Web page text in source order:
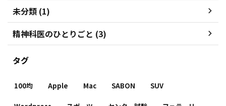
未分類 (1)
精神科医のひとりごと (3)
タグ
100均 Apple Mac SABON SUV